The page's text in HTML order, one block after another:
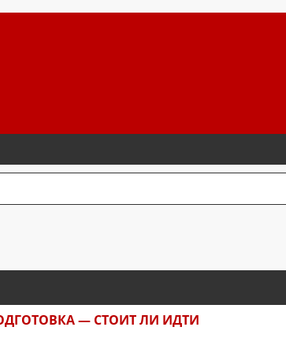
— СТОИТ ЛИ ИДТИ